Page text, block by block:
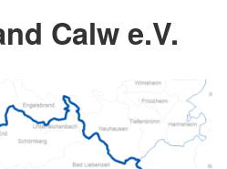
Calw e.V.